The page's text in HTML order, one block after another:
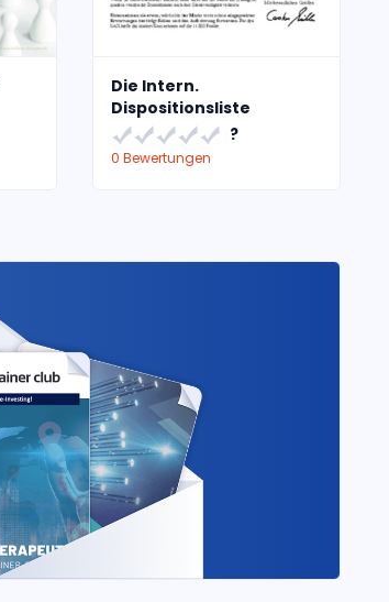
Die Intern.
Dispositionsliste
?
0 Bewertungen